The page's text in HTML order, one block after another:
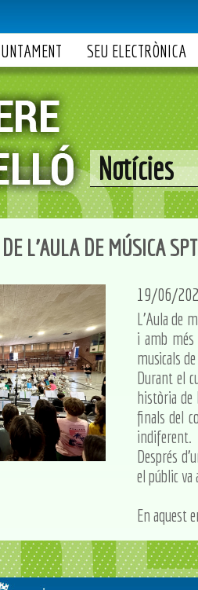
SEU ELECTRÒNICA
Notícies
DE L'AULA DE MÚSICA
19/06/
L'Aula de
i amb
musicals
Durant el
història de
finals del
indiferent.
Després
el públic
En aquest